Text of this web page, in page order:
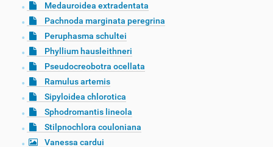
Medauroidea extradentata
Pachnoda marginata peregrina
Peruphasma schultei
Phyllium hausleithneri
Pseudocreobotra ocellata
Ramulus artemis
Sipyloidea chlorotica
Sphodromantis lineola
Stilpnochlora couloniana
Vanessa cardui